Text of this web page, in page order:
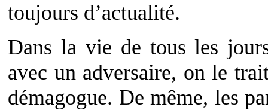
toujours d’actualité.
Dans la vie de tous les
avec un adversaire, on le
démagogue. De même, les